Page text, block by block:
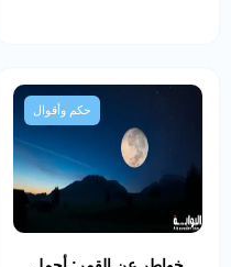
حكم وأقوال